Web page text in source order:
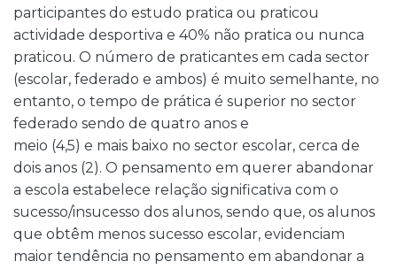
participantes do estudo pratica ou praticou
actividade desportiva e 40% não pratica ou nunca
praticou. O número de praticantes em cada sector
(escolar, federado e ambos) é muito semelhante, no
entanto, o tempo de prática é superior no sector
federado sendo de quatro anos e
meio (4,5) e mais baixo no sector escolar, cerca de
dois anos (2). O pensamento em querer abandonar
a escola estabelece relação significativa com o
sucesso/insucesso dos alunos, sendo que, os alunos
que obtêm menos sucesso escolar, evidenciam
maior tendência no pensamento em abandonar a